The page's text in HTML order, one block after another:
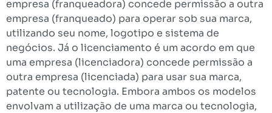
empresa (franqueadora) concede permissão a outra
empresa (franqueado) para operar sob sua marca,
utilizando seu nome, logotipo e sistema de
negócios. Já o licenciamento é um acordo em que
uma empresa (licenciadora) concede permissão a
outra empresa (licenciada) para usar sua marca,
patente ou tecnologia. Embora ambos os modelos
envolvam a utilização de uma marca ou tecnologia,